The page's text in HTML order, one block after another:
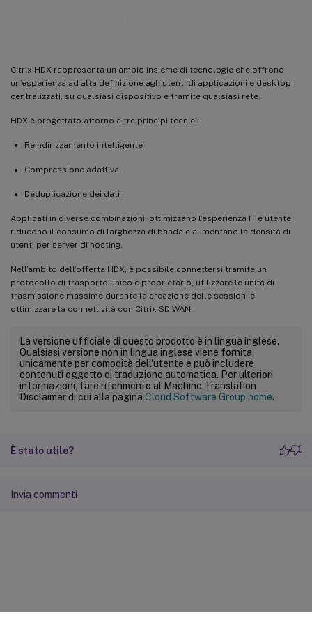
Citrix HDX rappresenta un ampio insieme di tecnologie che offrono
un’esperienza ad alta definizione agli utenti di applicazioni e desktop
centralizzati, su qualsiasi dispositivo e tramite qualsiasi rete.
HDX è progettato attorno a tre principi tecnici:
Reindirizzamento intelligente
Compressione adattiva
Deduplicazione dei dati
Applicati in diverse combinazioni, ottimizzano l’esperienza IT e utente,
riducono il consumo di larghezza di banda e aumentano la densità di
utenti per server di hosting.
Nell’ambito dell’offerta HDX, è possibile connettersi tramite un
protocollo di trasporto unico e proprietario, utilizzare le unità di
trasmissione massime durante la creazione delle sessioni e
ottimizzare la connettività con Citrix SD-WAN.
La versione ufficiale di questo prodotto è in lingua inglese.
Qualsiasi versione non in lingua inglese viene fornita
unicamente per comodità dell'utente e può includere
contenuti oggetto di traduzione automatica. Per ulteriori
informazioni, fare riferimento al Machine Translation
Disclaimer di cui alla pagina Cloud Software Group home.
È stato utile?
Invia commenti